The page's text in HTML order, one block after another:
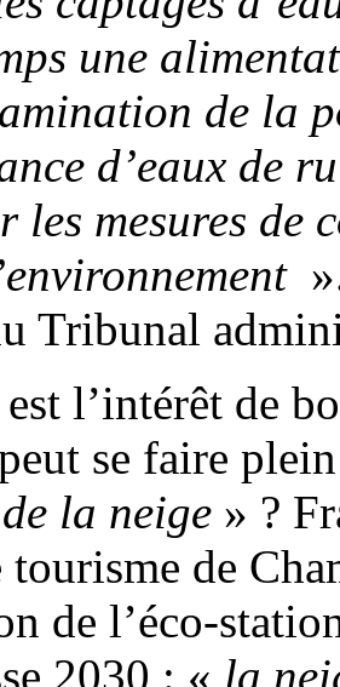
une
de la
d’eaux de
les mesures de
Tribunal
l’intérêt de
se faire
la neige » ?
de
de l’éco-
2030 : « la